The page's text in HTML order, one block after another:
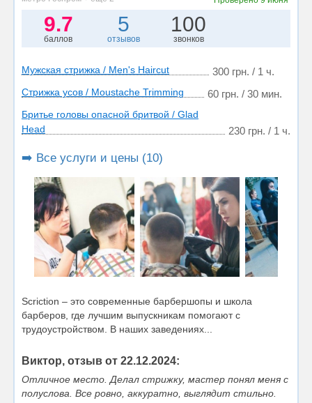
9.7
баллов
5
отзывов
100
звонков
Мужская стрижка / Men's Haircut 300 грн. / 1 ч.
Стрижка усов / Moustache Trimming 60 грн. / 30 мин.
Бритье головы опасной бритвой / Glad
Head
230 грн. / 1 ч.
➡️ Все услуги и цены (10)
Scriction – это современные барбершопы и школа
барберов, где лучшим выпускникам помогают с
трудоустройством. В наших заведениях...
Виктор, отзыв от 22.12.2024:
Отличное место. Делал стрижку, мастер понял меня с
полуслова. Все ровно, аккуратно, выглядит стильно.